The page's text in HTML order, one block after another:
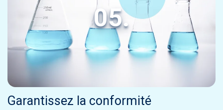
05.
Garantissez la conformité